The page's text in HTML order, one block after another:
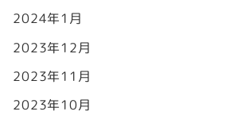
2024年1月
2023年12月
2023年11月
2023年10月